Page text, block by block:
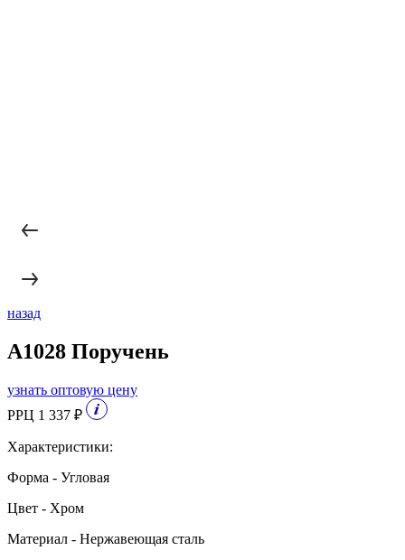
назад
A1028 Поручень
узнать оптовую цену
РРЦ 1 337 ₽
Характеристики:
Форма - Угловая
Цвет - Хром
Материал - Нержавеющая сталь